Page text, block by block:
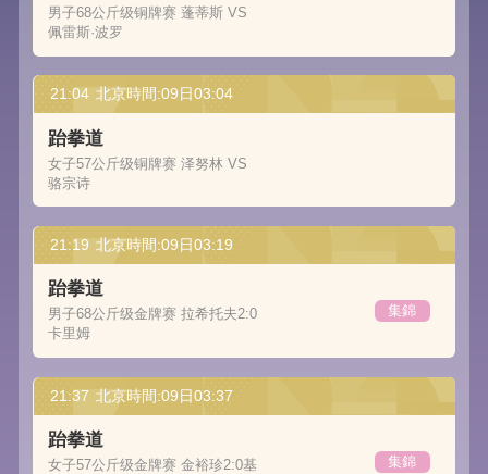
男子68公斤级铜牌赛 蓬蒂斯 VS
佩雷斯·波罗
21:04 北京時間:09日03:04
跆拳道
女子57公斤级铜牌赛 泽努林 VS
骆宗诗
21:19 北京時間:09日03:19
跆拳道
男子68公斤级金牌赛 拉希托夫2:0
卡里姆
集錦
21:37 北京時間:09日03:37
跆拳道
女子57公斤级金牌赛 金裕珍2:0基
集錦